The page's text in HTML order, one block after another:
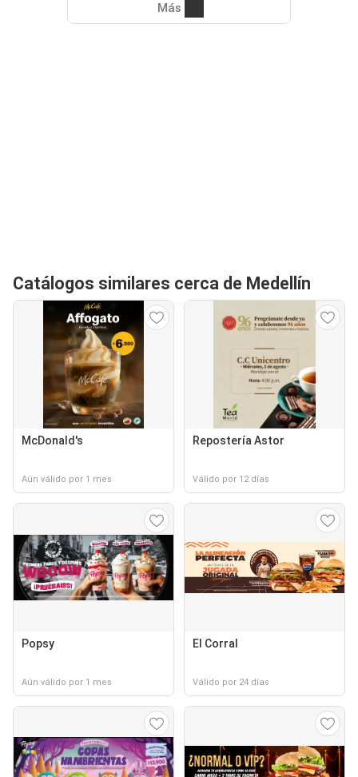
Más
Catálogos similares cerca de Medellín
McDonald's
Aún válido por 1 mes
Repostería Astor
Válido por 12 días
Popsy
Aún válido por 1 mes
El Corral
Válido por 24 días